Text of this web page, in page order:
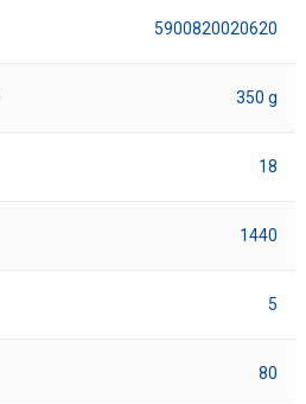
5900820020620
350 g
18
1440
5
80